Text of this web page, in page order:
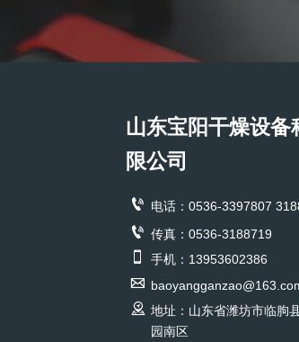
山东宝阳干燥设备
限公司
 电话：0536-3397807
 传真：0536-3188719
 手机：13953602386

 地址：山东省潍坊市临朐
园南区